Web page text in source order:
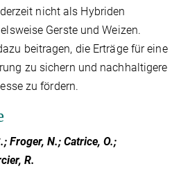
nicht als Hybriden
Gerste und Weizen.
beitragen, die Erträge für eine
zu sichern und nachhaltigere
zu fördern.
Froger, N.; Catrice, O.;
R.